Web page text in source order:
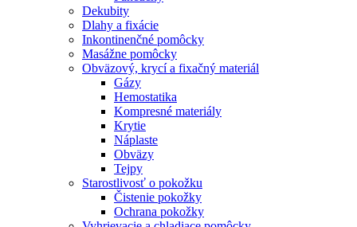
Dekubity
Dlahy a fixácie
Inkontinenčné pomôcky
Masážne pomôcky
Obväzový, krycí a fixačný materiál
Gázy
Hemostatika
Kompresné materiály
Krytie
Náplaste
Obväzy
Tejpy
Starostlivosť o pokožku
Čistenie pokožky
Ochrana pokožky